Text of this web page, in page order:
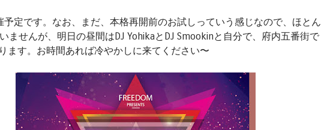
予定です。なお、まだ、本格再開前のお試しっていう感じなので、ほとん
ませんが、明日の昼間はDJ YohikaとDJ Smookinと自分で、府内五番街で
ます。お時間あれば冷やかしに来てください〜